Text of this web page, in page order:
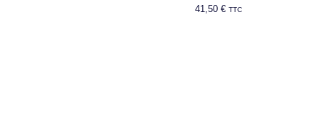
41,50€ TTC